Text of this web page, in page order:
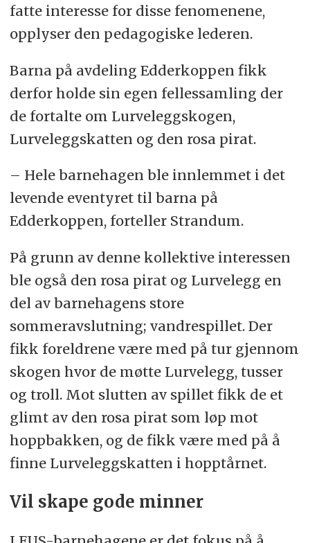
fatte interesse for disse fenomenene,
opplyser den pedagogiske lederen.
Barna på avdeling Edderkoppen fikk
derfor holde sin egen fellessamling der
de fortalte om Lurveleggskogen,
Lurveleggskatten og den rosa pirat.
– Hele barnehagen ble innlemmet i det
levende eventyret til barna på
Edderkoppen, forteller Strandum.
På grunn av denne kollektive interessen
ble også den rosa pirat og Lurvelegg en
del av barnehagens store
sommeravslutning; vandrespillet. Der
fikk foreldrene være med på tur gjennom
skogen hvor de møtte Lurvelegg, tusser
og troll. Mot slutten av spillet fikk de et
glimt av den rosa pirat som løp mot
hoppbakken, og de fikk være med på å
finne Lurveleggskatten i hopptårnet.
Vil skape gode minner